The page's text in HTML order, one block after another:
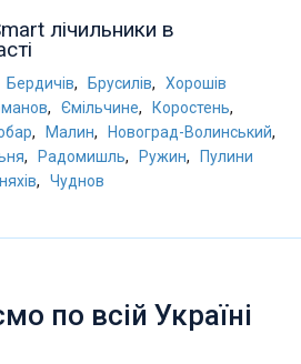
лічильники в
Бердичів, Брусилів,
Хорошів
, Ємільчине, Коростень,
, Малин, Новоград-Волинський,
, Радомишль, Ружин,
Пулини
, Чуднов
по всій Україні